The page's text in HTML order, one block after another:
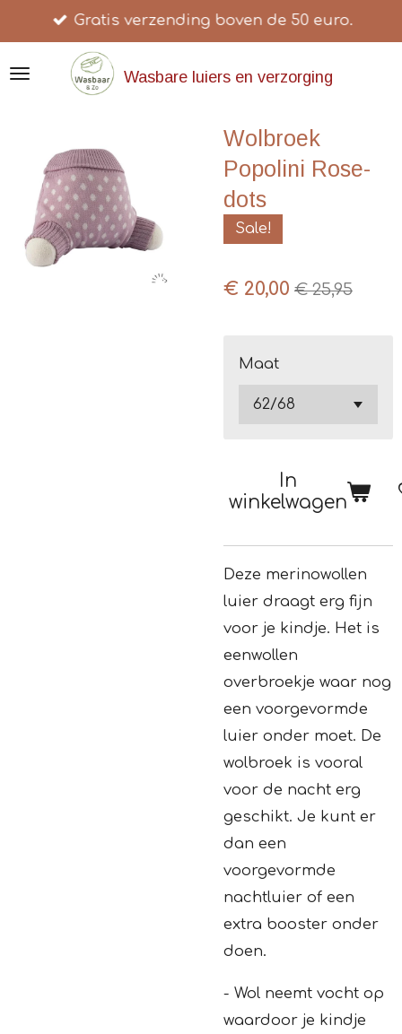
direct
naar
Wasbare luiers en verzorging
Gratis verzending boven de 50 euro.
Wolbroek
Popolini Rose-
dots
Sale!
€ 20,00 € 25,95
Maat
In
winkelwagen
Deze merinowollen
luier draagt erg fijn
voor je kindje. Het is
eenwollen
overbroekje waar nog
een voorgevormde
luier onder moet. De
wolbroek is vooral
voor de nacht erg
geschikt. Je kunt er
dan een
voorgevormde
nachtluier of een
extra booster onder
doen.
- Wol neemt vocht op
waardoor je kindje